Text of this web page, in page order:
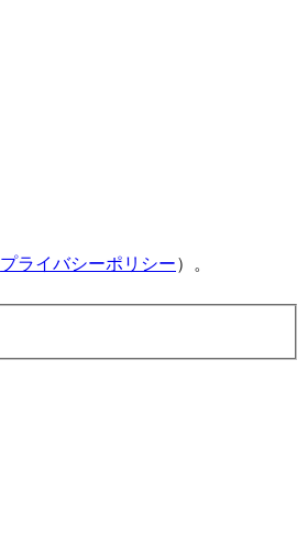
プライバシーポリシー）。